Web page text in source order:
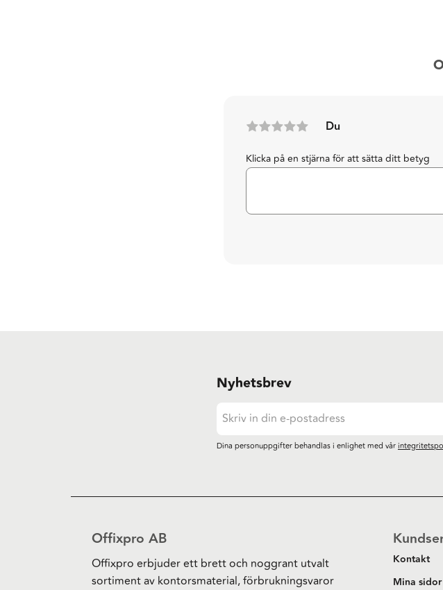
Du
Klicka på en stjärna för att sätta ditt betyg
Nyhetsbrev
Dina personuppgifter behandlas i enlighet med vår
Offixpro AB
Offixpro erbjuder ett brett och noggrant utvalt
sortiment av kontorsmaterial, förbrukningsvaror
Kontakt
Mina sidor